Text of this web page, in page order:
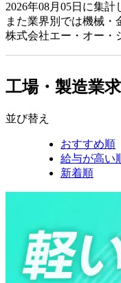
2026年08月05日に集
また業界別では機械・
株式会社エー・オー・
工場・製造業
並び替え
おすすめ順
給与が高い
新着順